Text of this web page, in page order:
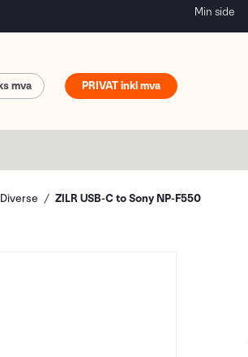
Min side
PRIVAT
Diverse ZILR USB-C to Sony NP-F550